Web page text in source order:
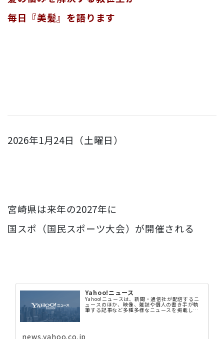
毎日『美髪』を語ります
2026年1月24日（土曜日）
宮崎県は来年の2027年に
国スポ（国民スポーツ大会）が開催される
Yahoo!ニュース
Yahoo!ニュースは、新聞・通信社が配信するニ
ュースのほか、映像、雑誌や個人の書き手が執
筆する記事など多種多様なニュースを掲載して
news.yahoo.co.jp